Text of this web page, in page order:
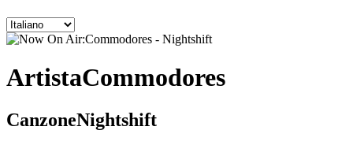
ArtistaCommodores
CanzoneNightshift